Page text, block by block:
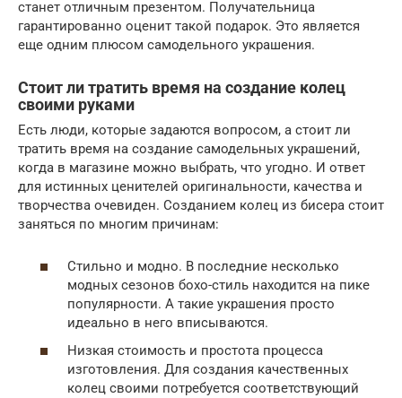
станет отличным презентом. Получательница
гарантированно оценит такой подарок. Это является
еще одним плюсом самодельного украшения.
Стоит ли тратить время на создание колец
своими руками
Есть люди, которые задаются вопросом, а стоит ли
тратить время на создание самодельных украшений,
когда в магазине можно выбрать, что угодно. И ответ
для истинных ценителей оригинальности, качества и
творчества очевиден. Созданием колец из бисера стоит
заняться по многим причинам:
Стильно и модно. В последние несколько
модных сезонов бохо-стиль находится на пике
популярности. А такие украшения просто
идеально в него вписываются.
Низкая стоимость и простота процесса
изготовления. Для создания качественных
колец своими потребуется соответствующий